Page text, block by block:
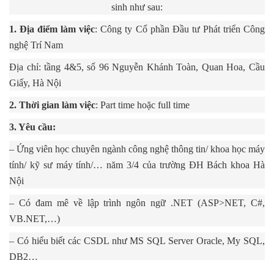
sinh như sau:
1. Địa điểm làm việc: Công ty Cổ phần Đầu tư Phát triển Công
nghệ Trí Nam
Địa chỉ: tầng 4&5, số 96 Nguyễn Khánh Toàn, Quan Hoa, Cầu
Giấy, Hà Nội
2. Thời gian làm việc: Part time hoặc full time
3. Yêu cầu:
– Ứng viên học chuyên ngành công nghệ thông tin/ khoa học máy
tính/ kỹ sư máy tính/… năm 3/4 của trường ĐH Bách khoa Hà
Nội
– Có đam mê về lập trình ngôn ngữ .NET (ASP>NET, C#,
VB.NET,…)
– Có hiểu biết các CSDL như MS SQL Server Oracle, My SQL,
DB2…